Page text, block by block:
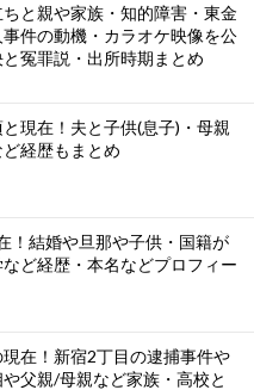
と親や家族・知的障害・東金
件の動機・カラオケ映像を公
冤罪説・出所時期まとめ
現在！夫と子供(息子)・母親
経歴もまとめ
！結婚や旦那や子供・国籍が
ど経歴・本名などプロフィー
在！新宿2丁目の逮捕事件や
父親/母親など家族・高校と